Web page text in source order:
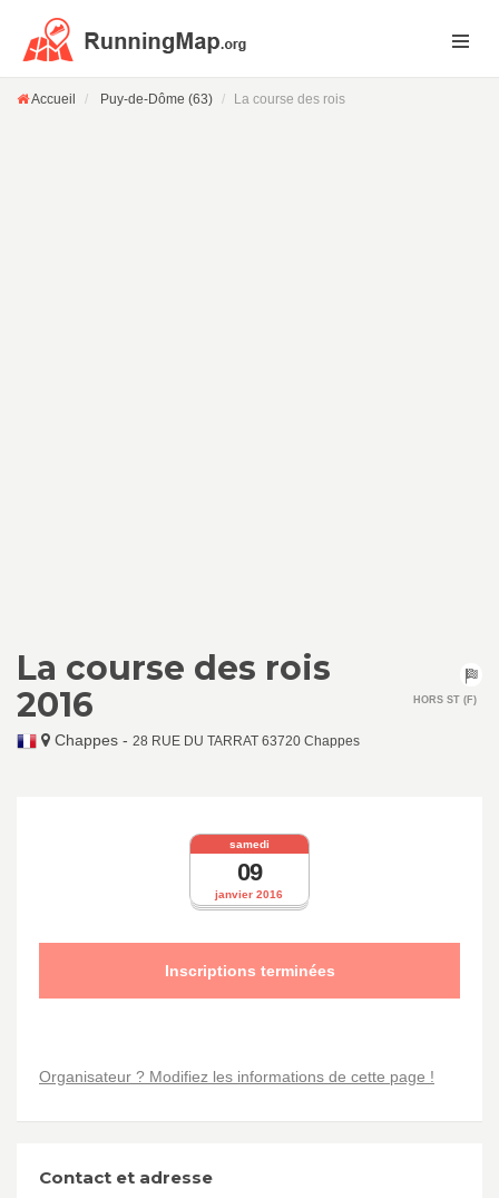
Accueil Puy-de-Dôme (63) La course des rois
La course des rois
2016
Chappes - 28 RUE DU TARRAT 63720 Chappes
HORS ST (F)
janvier 2016
samedi
09
Inscriptions terminées
Organisateur ? Modifiez les informations de cette page !
Contact et adresse